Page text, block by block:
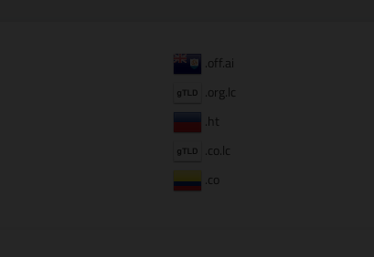
.off.ai
.org.lc
.ht
.co.lc
.co